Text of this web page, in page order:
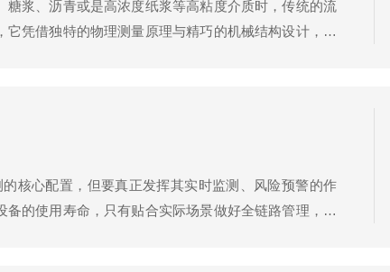
浆、沥青或是高浓度纸浆等高粘度介质时，传统的流
凭借独特的物理测量原理与精巧的机械结构设计，成
核心配置，但要真正发挥其实时监测、风险预警的作
的使用寿命，只有贴合实际场景做好全链路管理，才